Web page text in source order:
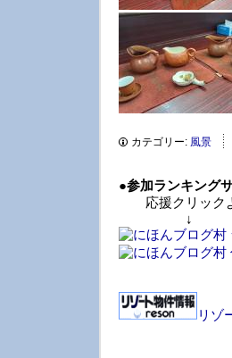
カテゴリー: 風景
●参加ランキング
応援クリックよ
↓
リゾ